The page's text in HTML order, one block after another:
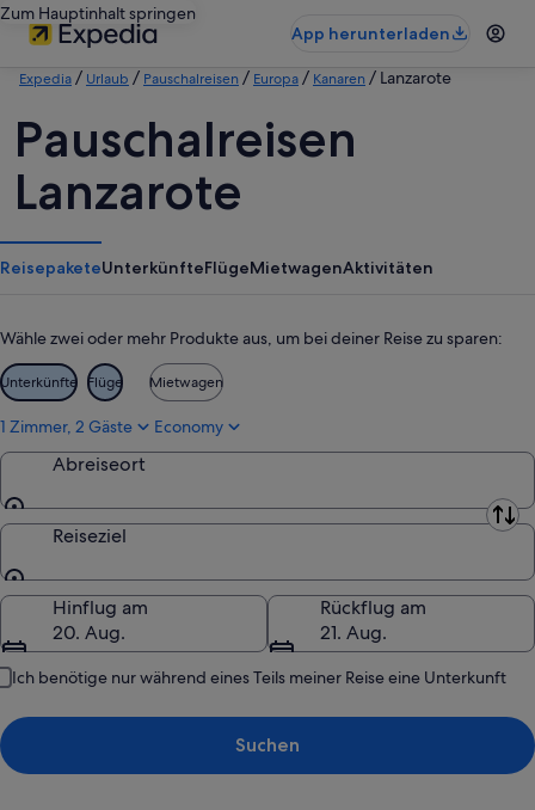
Zum Hauptinhalt springen
App herunterladen
Expedia/ Urlaub / Pauschalreisen / Europa/ Kanaren / Lanzarote
Pauschalreisen
Lanzarote
ReisepaketeUnterkünfteFlügeMietwagenAktivitäten
Wähle zwei oder mehr Produkte aus, um bei deiner Reise zu sparen:
Unterkünfte Flüge Mietwagen
1 Zimmer, 2 Gäste Economy
Abreiseort
Abreiseort
Reiseziel
Reiseziel
Hinflug am
20. Aug.
Rückflug am
21. Aug.
Ich benötige nur während eines Teils meiner Reise eine Unterkunft
Suchen